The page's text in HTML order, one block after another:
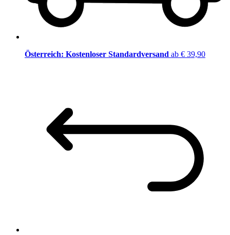
Österreich: Kostenloser Standardversand ab € 39,90